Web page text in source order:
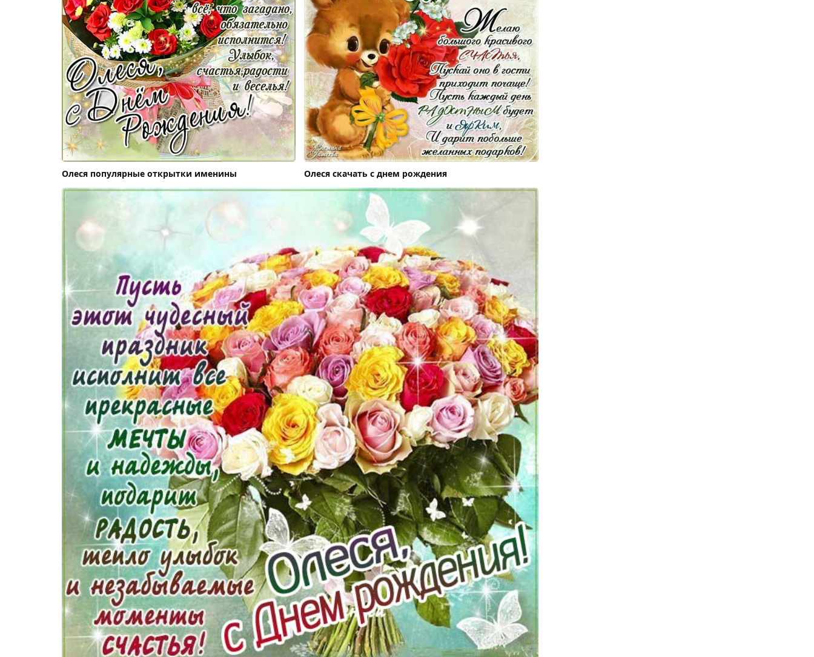
Олеся популярные открытки именины Олеся скачать с днем рождения